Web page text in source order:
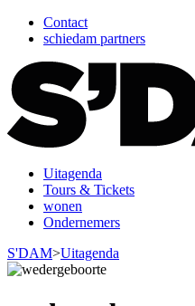
Contact
schiedam partners
Uitagenda
Tours & Tickets
wonen
Ondernemers
S'DAM>Uitagenda